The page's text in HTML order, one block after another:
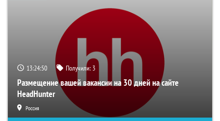
13:24:49 Получили: 3
Размещение вашей вакансии на 30 дней на сайте
HeadHunter
Россия